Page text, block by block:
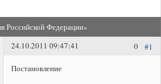
Российской Федерации»
#1
0
24.10.2011 09:47:41
Постановление